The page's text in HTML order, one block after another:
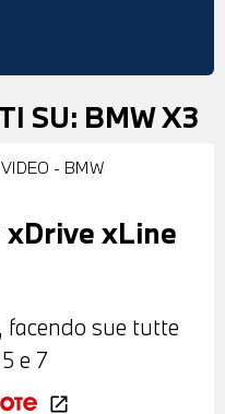
SU: BMW X3
xDrive xLine
facendo sue tutte
e 7
open_in_new